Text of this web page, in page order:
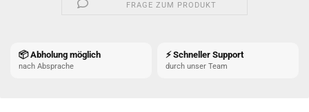
FRAGE ZUM PRODUKT
📦 Abholung möglich
nach Absprache
⚡ Schneller Support
durch unser Team